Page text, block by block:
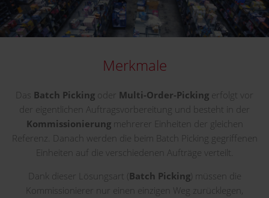
Merkmale
Das Batch Picking oder Multi-Order-Picking erfolgt vor
der eigentlichen Auftragsvorbereitung und besteht in der
Kommissionierung mehrerer Einheiten der gleichen
Referenz. Danach werden die beim Batch Picking gegriffenen
Einheiten auf die verschiedenen Aufträge verteilt.
Dank dieser Lösungsart ( Batch Picking) müssen die
Kommissionierer nur einen einzigen Weg zurücklegen,